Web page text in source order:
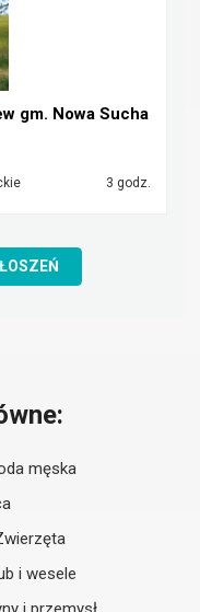
gm. Nowa Sucha
3 godz.
męska
i wesele